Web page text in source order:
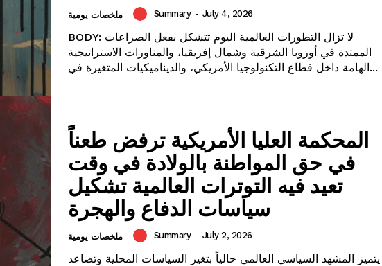
ملخصات يومية Summary - July 4, 2026
BODY: لا تزال التطورات العالمية اليوم تتشكل بفعل الصراعات
الممتدة في أوروبا الشرقية وشمال إفريقيا، والمناورات الاستراتيجية
الهامة داخل قطاع التكنولوجيا الأمريكي، والديناميكيات المتغيرة في...
المحكمة العليا الأمريكية ترفض طعناً
في حق المواطنة بالولادة في وقت
تعيد فيه التوترات العالمية تشكيل
سياسات الدفاع والهجرة
ملخصات يومية Summary - July 2, 2026
يتميز المشهد السياسي العالمي حالياً بتغير السياسات المحلية وتصاعد